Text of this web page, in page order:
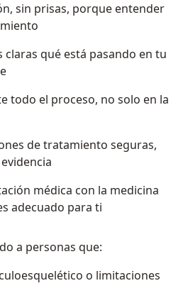
sin prisas, porque entender
claras qué está pasando en tu
todo el proceso, no solo en la
de tratamiento seguras,
médica con la medicina
adecuado para ti
a personas que:
o limitaciones